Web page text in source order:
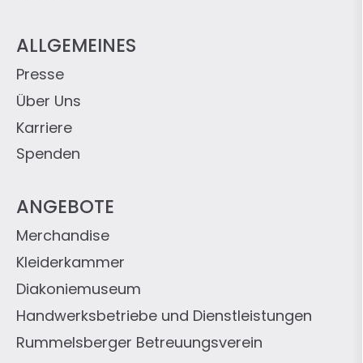
ANGEBOTE
Rummelsberger Betreuungsverein
Handwerksbetriebe und Dienstleistungen
Diakoniemuseum
Kleiderkammer
Merchandise
ALLGEMEINES
Spenden
Karriere
Über Uns
Presse